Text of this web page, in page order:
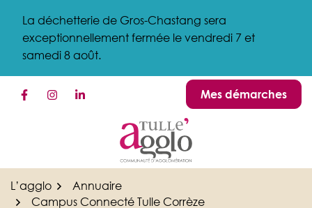
contenu
La déchetterie de Gros-Chastang sera
exceptionnellement fermée le vendredi 7 et
samedi 8 août.
Lien vers le compte Facebook
Lien vers le compte Instagram
Lien vers le compte LinkedinMes démarches
L’agglo
Annuaire
Campus Connecté Tulle Corrèze